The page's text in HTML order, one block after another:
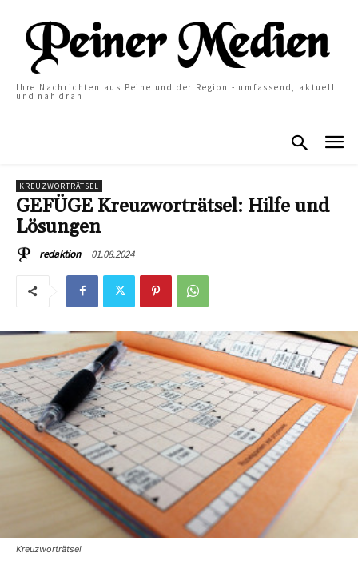
Ihre Nachrichten aus Peine und der Region - umfassend, aktuell
und nah dran
KREUZWORTRÄTSEL
GEFÜGE Kreuzworträtsel: Hilfe und
Lösungen
redaktion 01.08.2024
Kreuzworträtsel